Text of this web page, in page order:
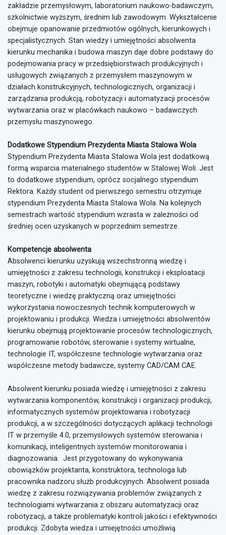
zakładzie przemysłowym, laboratorium naukowo-badawczym,
szkolnictwie wyższym, średnim lub zawodowym. Wykształcenie
obejmuje opanowanie przedmiotów ogólnych, kierunkowych i
specjalistycznych. Stan wiedzy i umiejętności absolwenta
kierunku mechanika i budowa maszyn daje dobre podstawy do
podejmowania pracy w przedsiębiorstwach produkcyjnych i
usługowych związanych z przemysłem maszynowym w
działach konstrukcyjnych, technologicznych, organizacji i
zarządzania produkcją, robotyzacji i automatyzacji procesów
wytwarzania oraz w placówkach naukowo – badawczych
przemysłu maszynowego.
Dodatkowe Stypendium Prezydenta Miasta Stalowa Wola
Stypendium Prezydenta Miasta Stalowa Wola jest dodatkową
formą wsparcia materialnego studentów w Stalowej Woli. Jest
to dodatkowe stypendium, oprócz socjalnego stypendium
Rektora. Każdy student od pierwszego semestru otrzymuje
stypendium Prezydenta Miasta Stalowa Wola. Na kolejnych
semestrach wartość stypendium wzrasta w zależności od
średniej ocen uzyskanych w poprzednim semestrze.
Kompetencje absolwenta
Absolwenci kierunku uzyskują wszechstronną wiedzę i
umiejętności z zakresu technologii, konstrukcji i eksploatacji
maszyn, robotyki i automatyki obejmującą podstawy
teoretyczne i wiedzę praktyczną oraz umiejętności
wykorzystania nowoczesnych technik komputerowych w
projektowaniu i produkcji. Wiedza i umiejętności absolwentów
kierunku obejmują projektowanie procesów technologicznych,
programowanie robotów, sterowanie i systemy wirtualne,
technologie IT, współczesne technologie wytwarzania oraz
współczesne metody badawcze, systemy CAD/CAM CAE.
Absolwent kierunku posiada wiedzę i umiejętności z zakresu
wytwarzania komponentów, konstrukcji i organizacji produkcji,
informatycznych systemów projektowania i robotyzacji
produkcji, a w szczególności dotyczących aplikacji technologii
IT w przemyśle 4.0, przemysłowych systemów sterowania i
komunikacji, inteligentnych systemów monitorowania i
diagnozowania. Jest przygotowany do wykonywania
obowiązków projektanta, konstruktora, technologa lub
pracownika nadzoru służb produkcyjnych. Absolwent posiada
wiedzę z zakresu rozwiązywania problemów związanych z
technologiami wytwarzania z obszaru automatyzacji oraz
robotyzacji, a także problematyki kontroli jakości i efektywności
produkcji. Zdobyta wiedza i umiejętności umożliwią